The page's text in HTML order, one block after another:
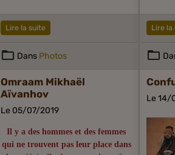
Lire la suite Lire la
Dans Photos
Omraam Mikhaël
Aïvanhov
Le 05/07/2019
Il y a des hommes et des femmes
qui ne trouvent pas leur place dans
Le 14/